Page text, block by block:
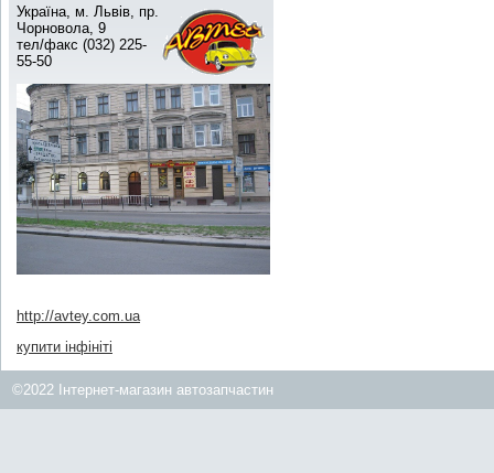
Україна, м. Львів, пр.
Чорновола, 9
тел/факс (032) 225-
55-50
http://avtey.com.ua
купити інфініті
©2022 Інтернет-магазин автозапчастин